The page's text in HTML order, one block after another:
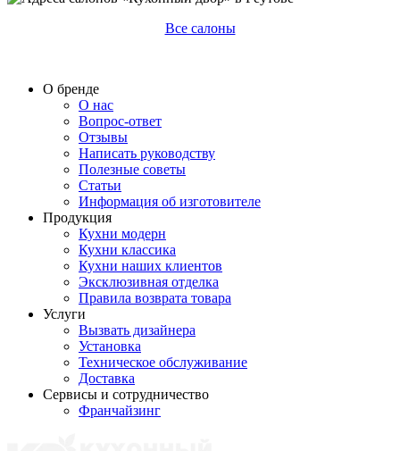
Все салоны
О бренде
О нас
Вопрос-ответ
Отзывы
Написать руководству
Полезные советы
Статьи
Информация об изготовителе
Продукция
Кухни модерн
Кухни классика
Кухни наших клиентов
Эксклюзивная отделка
Правила возврата товара
Услуги
Вызвать дизайнера
Установка
Техническое обслуживание
Доставка
Сервисы и сотрудничество
Франчайзинг